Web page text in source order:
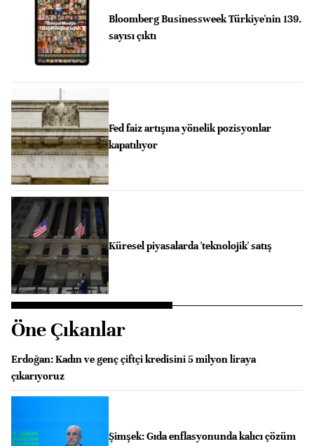
Bloomberg Businessweek Türkiye'nin 139.
sayısı çıktı
Fed faiz artışına yönelik pozisyonlar
kapatılıyor
Küresel piyasalarda 'teknolojik' satış
Öne Çıkanlar
Erdoğan: Kadın ve genç çiftçi kredisini 5 milyon liraya
çıkarıyoruz
Şimşek: Gıda enflasyonunda kalıcı çözüm